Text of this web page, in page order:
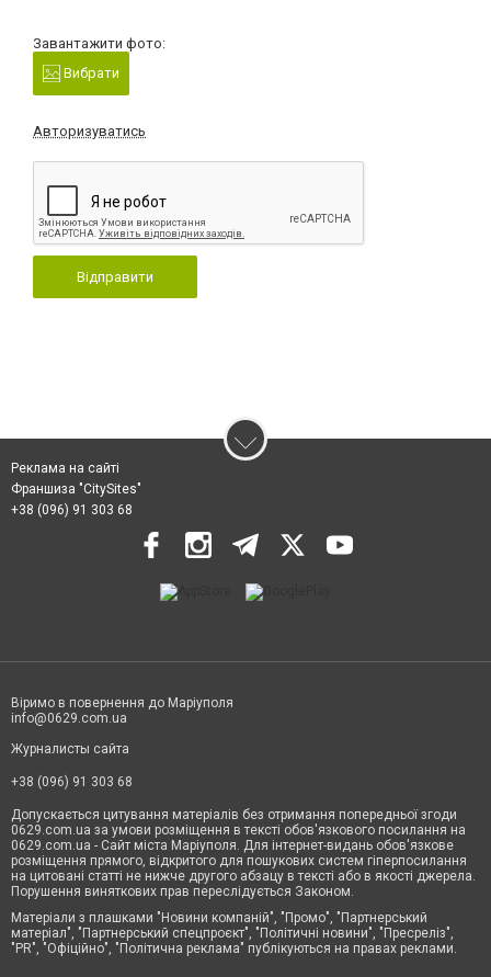
Завантажити фото:
Вибрати
Авторизуватись
Відправити
Реклама на сайті
Франшиза "CitySites"
+38 (096) 91 303 68
Віримо в повернення до Маріуполя
info@0629.com.ua
Журналисты сайта
+38 (096) 91 303 68
Допускається цитування матеріалів без отримання попередньої згоди
0629.com.ua за умови розміщення в тексті обов'язкового посилання на
0629.com.ua - Сайт міста Маріуполя. Для інтернет-видань обов'язкове
розміщення прямого, відкритого для пошукових систем гіперпосилання
на цитовані статті не нижче другого абзацу в тексті або в якості джерела.
Порушення виняткових прав переслідується Законом.
Матеріали з плашками "Новини компаній", "Промо", "Партнерський
матеріал", "Партнерський спецпроєкт", "Політичні новини", "Пресреліз",
"PR", "Офіційно", "Політична реклама" публікуються на правах реклами.